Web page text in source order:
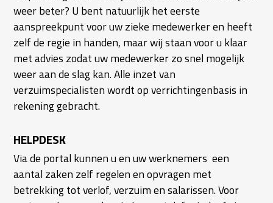
weer beter? U bent natuurlijk het eerste
aanspreekpunt voor uw zieke medewerker en heeft
zelf de regie in handen, maar wij staan voor u klaar
met advies zodat uw medewerker zo snel mogelijk
weer aan de slag kan. Alle inzet van
verzuimspecialisten wordt op verrichtingenbasis in
rekening gebracht.
HELPDESK
Via de portal kunnen u en uw werknemers een
aantal zaken zelf regelen en opvragen met
betrekking tot verlof, verzuim en salarissen. Voor